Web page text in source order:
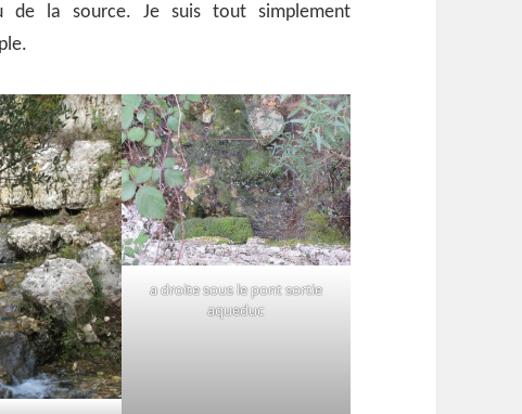
de la source. Je suis tout simplement
a droite sous le pont sortie
aqueduc